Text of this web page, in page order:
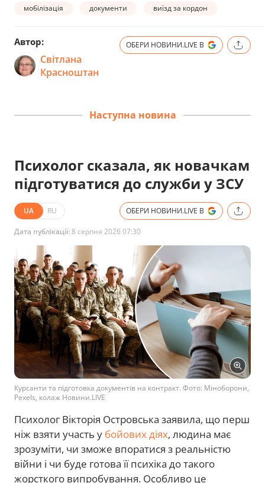
мобілізація документи виїзд за кордон
Автор:
Світлана
Красноштан
ОБЕРИ НОВИНИ.LIVE В
Наступна новина
Психолог сказала, як новачкам
підготуватися до служби у ЗСУ
UA RU ОБЕРИ НОВИНИ.LIVE В
Дата публікації:8 серпня 2026 07:30
Курсанти та підготовка документів на контракт. Фото: Міноборони,
Pexels, колаж Новини.LIVE
Психолог Вікторія Островська заявила, що перш
ніж взяти участь у бойових діях, людина має
зрозуміти, чи зможе впоратися з реальністю
війни і чи буде готова її психіка до такого
жорсткого випробування. Особливо це